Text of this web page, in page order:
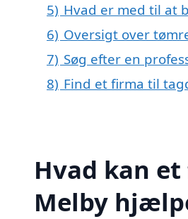
5) Hvad er med til at
6) Oversigt over
7) Søg efter en
8) Find et firma til
Hvad kan
Melby